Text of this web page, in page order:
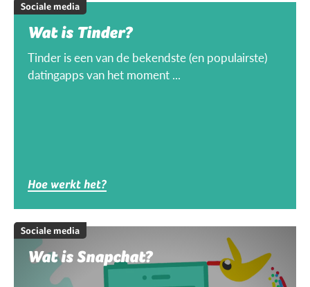
Sociale media
Wat is Tinder?
Tinder is een van de bekendste (en populairste)
datingapps van het moment ...
Hoe werkt het?
Sociale media
Wat is Snapchat?